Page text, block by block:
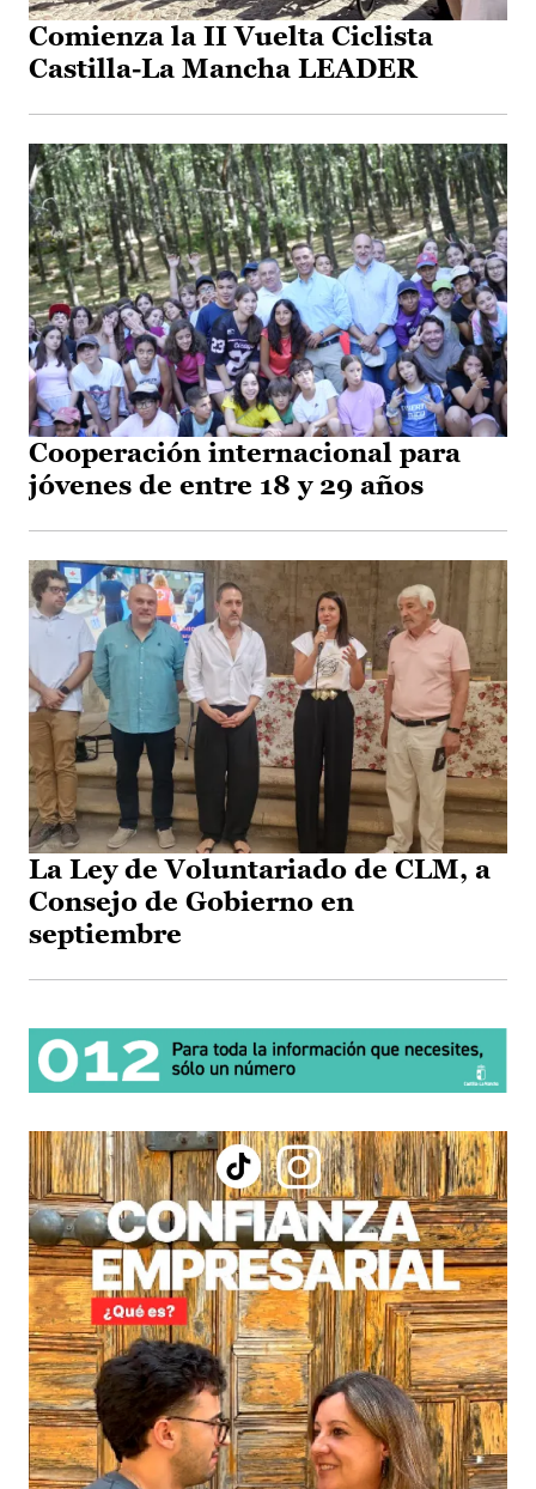
Comienza la II Vuelta Ciclista
Castilla-La Mancha LEADER
Cooperación internacional para
jóvenes de entre 18 y 29 años
La Ley de Voluntariado de CLM, a
Consejo de Gobierno en
septiembre